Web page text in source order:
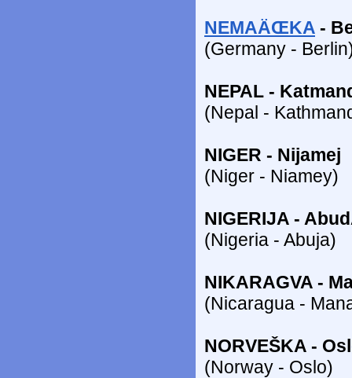
NEMAÄŒKA -
(Germany -
NEPAL -
(Nepal -
NIGER - Nijamej
(Niger - Niamey)
NIGERIJA -
(Nigeria - Abuja)
NIKARAGVA -
(Nicaragua -
NORVEŠKA -
(Norway - Oslo)